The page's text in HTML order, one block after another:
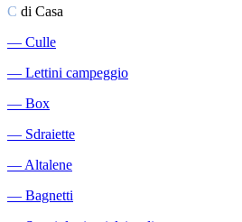
C di Casa
― Culle
― Lettini campeggio
― Box
― Sdraiette
―Altalene
― Bagnetti